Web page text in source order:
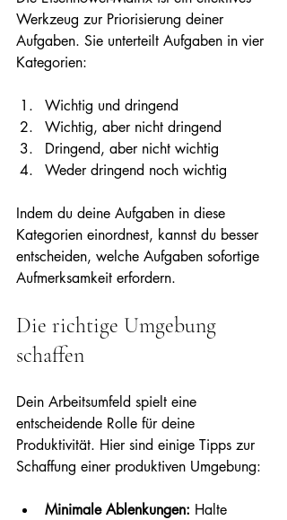
Werkzeug zur Priorisierung deiner
Aufgaben. Sie unterteilt Aufgaben in vier
Kategorien:
Wichtig und dringend
Wichtig, aber nicht dringend
Dringend, aber nicht wichtig
Weder dringend noch wichtig
Indem du deine Aufgaben in diese
Kategorien einordnest, kannst du besser
entscheiden, welche Aufgaben sofortige
Aufmerksamkeit erfordern.
Die richtige Umgebung
schaffen
Dein Arbeitsumfeld spielt eine
entscheidende Rolle für deine
Produktivität. Hier sind einige Tipps zur
Schaffung einer produktiven Umgebung:
Minimale Ablenkungen: Halte